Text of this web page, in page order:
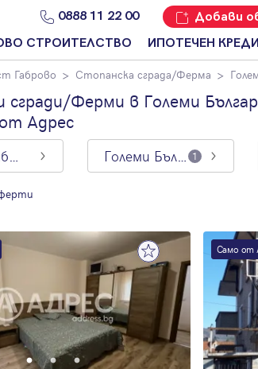
0888 11 22 00 Добави
СТРОИТЕЛСТВО
Ново
строителство
София
Ново
строителство
Варна
Ново
Ново
строителство
Проекти ново
строителство
ИПОТЕЧЕН
Габрово Стопанска сграда/Ферма
сгради/Ферми в Големи
Адрес
Област Габрово Големи Българени 1
Само от